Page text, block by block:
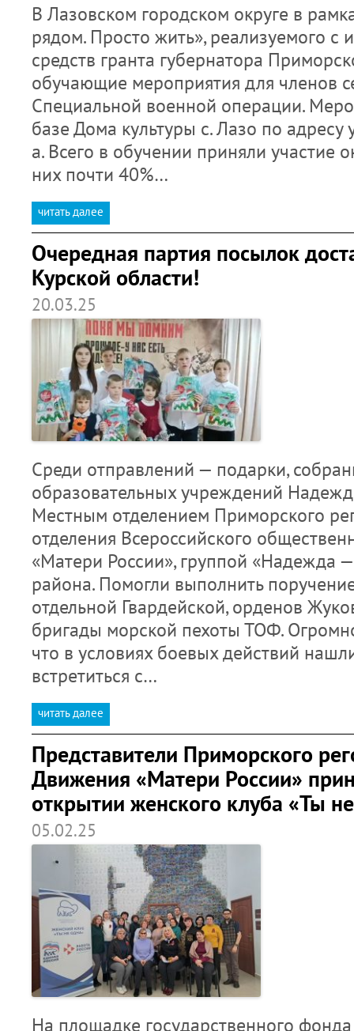
В Лазовском городском округе в
рядом. Просто жить», реализуемого с
средств гранта губернатора
обучающие мероприятия для членов
Специальной военной операции.
базе Дома культуры с. Лазо по адресу
а. Всего в обучении приняли участие
них почти 40%…
читать далее
Очередная партия посылок
Курской области!
20.03.25
Среди отправлений — подарки,
образовательных учреждений
Местным отделением Приморского
отделения Всероссийского
«Матери России», группой «Надежда
района. Помогли выполнить
отдельной Гвардейской, орденов
бригады морской пехоты ТОФ.
что в условиях боевых действий
встретиться с…
читать далее
Представители Приморского
Движения «Матери России»
открытии женского клуба «Ты
05.02.25
На площадке государственного